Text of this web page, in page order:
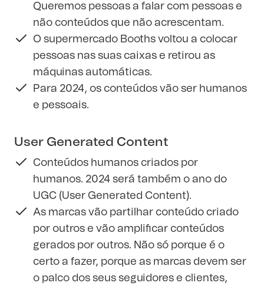
Queremos pessoas a falar com pessoas e
não conteúdos que não acrescentam.
O supermercado Booths voltou a colocar
pessoas nas suas caixas e retirou as
máquinas automáticas.
Para 2024, os conteúdos vão ser humanos
e pessoais.
User Generated Content
Conteúdos humanos criados por
humanos. 2024 será também o ano do
UGC (User Generated Content).
As marcas vão partilhar conteúdo criado
por outros e vão amplificar conteúdos
gerados por outros. Não só porque é o
certo a fazer, porque as marcas devem ser
o palco dos seus seguidores e clientes,